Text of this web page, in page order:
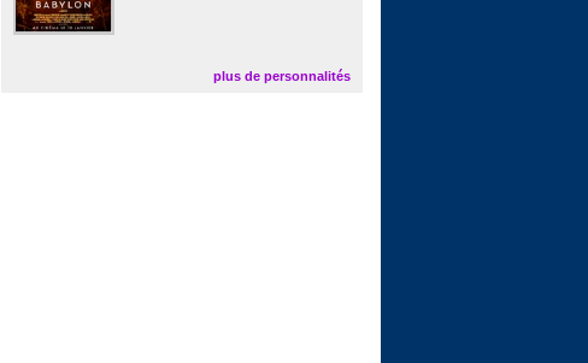
plus de personnalités